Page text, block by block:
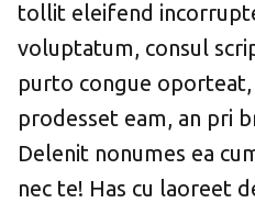
tollit eleifend
voluptatum, consul
purto congue
prodesset eam, an pri
Delenit nonumes ea
nec te! Has cu laoreet